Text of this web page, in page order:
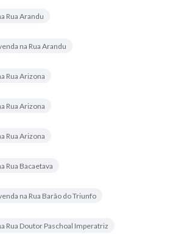
Rua Arandu
na Rua Arandu
Rua Arizona
Rua Arizona
Rua Arizona
Rua Bacaetava
na Rua Barão do Triunfo
Rua Doutor Paschoal Imperatriz